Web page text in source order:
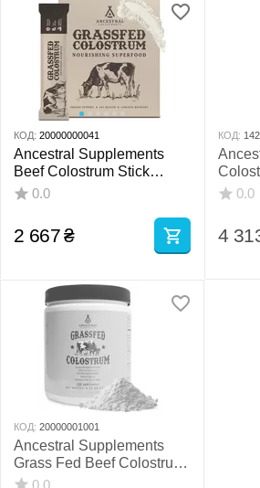
КОД: 20000000041
Ancestral Supplements
Beef Colostrum Stick
Packs / Колострум
0.0
2 667₴
КОД:
0.0
4
КОД: 20000001001
Ancestral Supplements
Grass Fed Beef Colostrum
Jar / Молозиво від корів
0.0